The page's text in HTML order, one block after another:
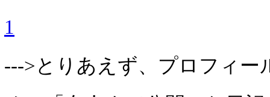
1
--->とりあえず、プロフィー